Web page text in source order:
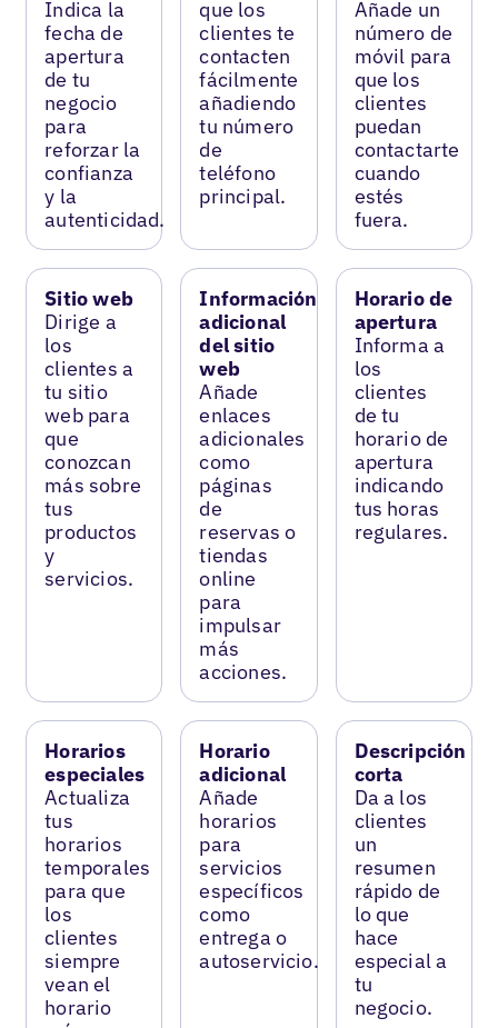
Indica la
fecha de
apertura
de tu
negocio
para
reforzar la
confianza
y la
autenticidad.
que los
clientes te
contacten
fácilmente
añadiendo
tu número
de
teléfono
principal.
Añade un
número de
móvil para
que los
clientes
puedan
contactarte
cuando
estés
fuera.
Sitio web
Dirige a
los
clientes a
tu sitio
web para
que
conozcan
más sobre
tus
productos
y
servicios.
Información
adicional
del sitio
web
Añade
enlaces
adicionales
como
páginas
de
reservas o
tiendas
online
para
impulsar
más
acciones.
Horario de
apertura
Informa a
los
clientes
de tu
horario de
apertura
indicando
tus horas
regulares.
Horarios
especiales
Actualiza
tus
horarios
temporales
para que
los
clientes
siempre
vean el
horario
Horario
adicional
Añade
horarios
para
servicios
específicos
como
entrega o
autoservicio.
Descripción
corta
Da a los
clientes
un
resumen
rápido de
lo que
hace
especial a
tu
negocio.